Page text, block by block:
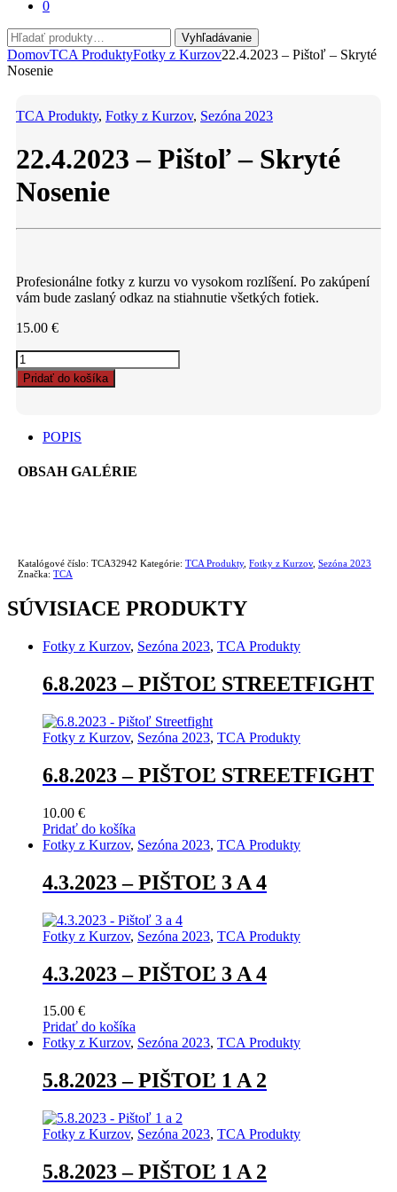
0
Hľadať:
Vyhľadávanie
DomovTCA ProduktyFotky z Kurzov22.4.2023 – Pištoľ – Skryté
Nosenie
TCA Produkty, Fotky z Kurzov, Sezóna 2023
22.4.2023 – Pištoľ – Skryté
Nosenie
Profesionálne fotky z kurzu vo vysokom rozlíšení. Po zakúpení
vám bude zaslaný odkaz na stiahnutie všetkých fotiek.
15.00 €
22.4.2023
-
Pištoľ
Nosenie
Pridať do košíka
POPIS
OBSAH GALÉRIE
Katalógové číslo: TCA32942 Kategórie: TCA Produkty, Fotky z Kurzov, Sezóna 2023
Značka: TCA
SÚVISIACE PRODUKTY
Fotky z Kurzov, Sezóna 2023, TCA Produkty
6.8.2023 – PIŠTOĽ STREETFIGHT
Fotky z Kurzov, Sezóna 2023, TCA Produkty
6.8.2023 – PIŠTOĽ STREETFIGHT
10.00 €
Pridať do košíka
Fotky z Kurzov, Sezóna 2023, TCA Produkty
4.3.2023 – PIŠTOĽ 3 A 4
Fotky z Kurzov, Sezóna 2023, TCA Produkty
4.3.2023 – PIŠTOĽ 3 A 4
15.00 €
Pridať do košíka
Fotky z Kurzov, Sezóna 2023, TCA Produkty
5.8.2023 – PIŠTOĽ 1 A 2
Fotky z Kurzov, Sezóna 2023, TCA Produkty
5.8.2023 – PIŠTOĽ 1 A 2